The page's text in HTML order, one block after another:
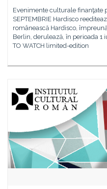
Evenimente culturale finanţate
SEPTEMBRIE Hardisco
românească Hardisco,
Berlin, derulează, în perioada 1
TO WATCH limited-edition